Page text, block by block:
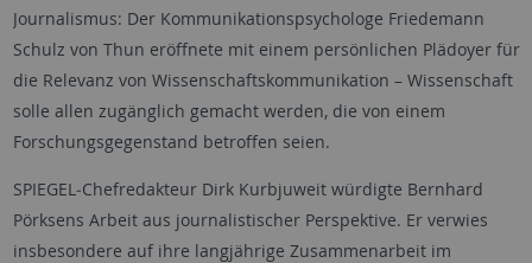
Journalismus: Der Kommunikationspsychologe Friedemann
Schulz von Thun eröffnete mit einem persönlichen Plädoyer für
die Relevanz von Wissenschaftskommunikation – Wissenschaft
solle allen zugänglich gemacht werden, die von einem
Forschungsgegenstand betroffen seien.
SPIEGEL‑Chefredakteur Dirk Kurbjuweit würdigte Bernhard
Pörksens Arbeit aus journalistischer Perspektive. Er verwies
insbesondere auf ihre langjährige Zusammenarbeit im